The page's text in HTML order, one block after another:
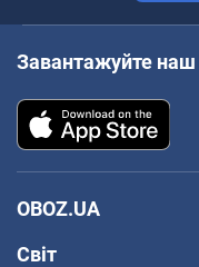
Завантажуйте наш
OBOZ.UA
Світ